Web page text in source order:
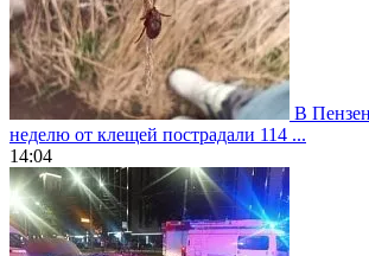
В
неделю от клещей пострадали 114 ...
14:04